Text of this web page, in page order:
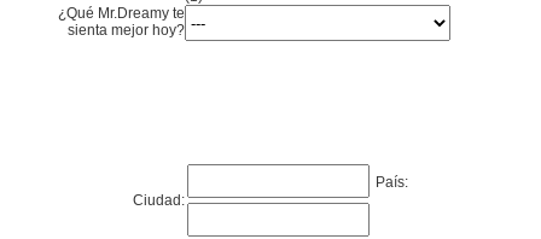
¿Qué Mr.Dreamy te
sienta mejor hoy?
Ciudad:
País: